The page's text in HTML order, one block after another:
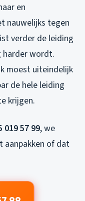
en
nauwelijks tegen
verder de leiding
harder wordt.
moest uiteindelijk
de hele leiding
krijgen.
57 99, we
aanpakken of dat